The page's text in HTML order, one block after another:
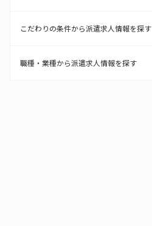
こだわりの条件から派遣求人情報を探す
職種・業種から派遣求人情報を探す